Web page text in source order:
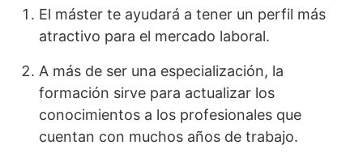
El máster te ayudará a tener un perfil más
atractivo para el mercado laboral.
A más de ser una especialización, la
formación sirve para actualizar los
conocimientos a los profesionales que
cuentan con muchos años de trabajo.